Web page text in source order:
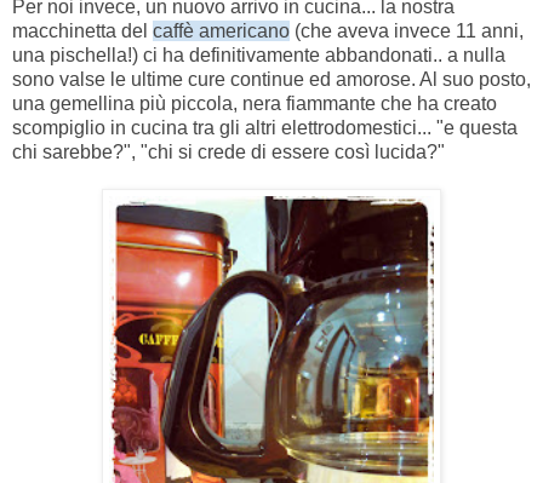
Per noi invece, un nuovo arrivo in cucina... la nostra
macchinetta del caffè americano (che aveva invece 11 anni,
una pischella!) ci ha definitivamente abbandonati.. a nulla
sono valse le ultime cure continue ed amorose. Al suo posto,
una gemellina più piccola, nera fiammante che ha creato
scompiglio in cucina tra gli altri elettrodomestici... "e questa
chi sarebbe?", "chi si crede di essere così lucida?"